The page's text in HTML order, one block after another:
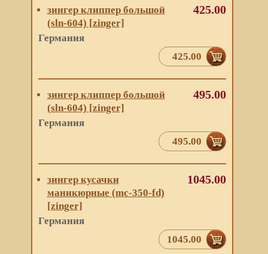
зингер клиппер большой
(sln-604) [zinger]
Германия
425.00
425.00
зингер клиппер большой
(sln-604) [zinger]
Германия
495.00
495.00
зингер кусачки
маникюрные (mc-350-fd)
[zinger]
Германия
1045.00
1045.00